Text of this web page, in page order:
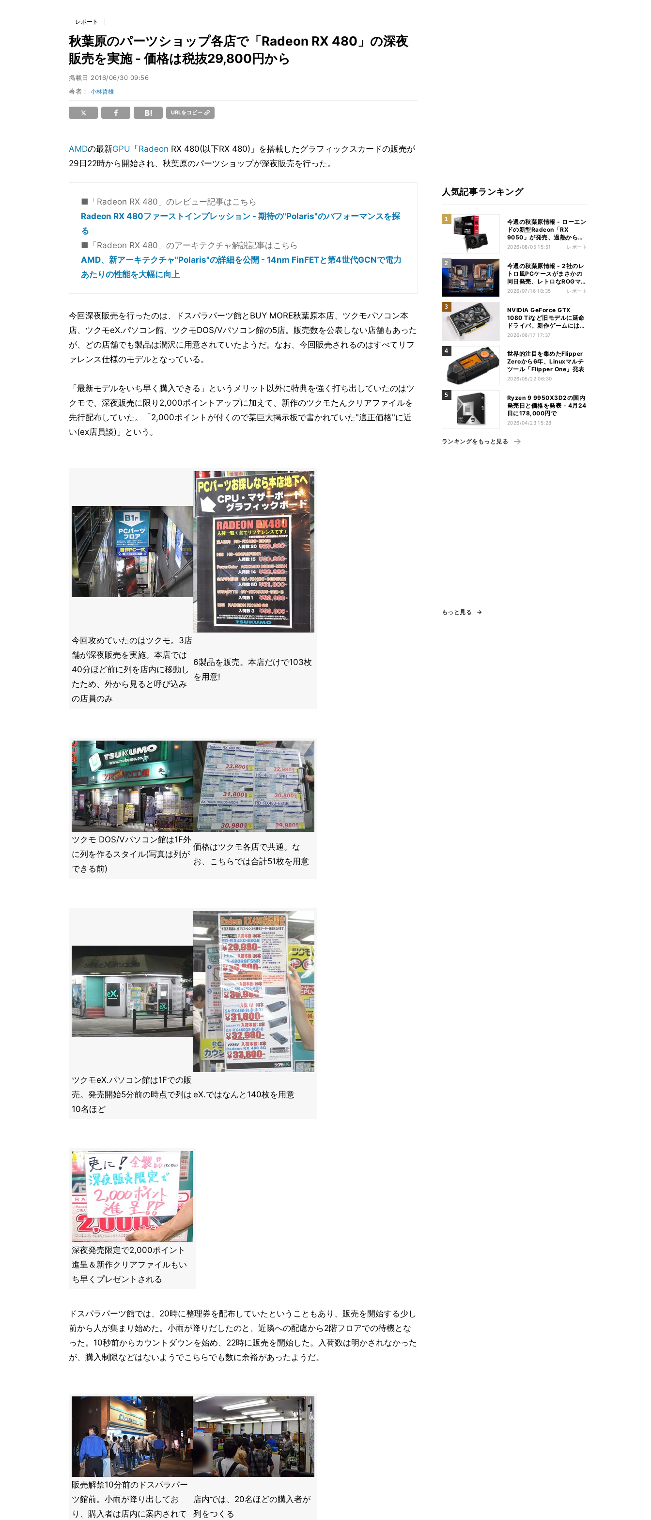
レポート
秋葉原のパーツショップ各店で「Radeon RX 480」の深夜
販売を実施 - 価格は税抜29,800円から
掲載日 2016/06/30 09:56
著者：小林哲雄
URLをコピー
AMDの最新GPU 「 Radeon RX 480(以下RX 480)」を搭載したグラフィックスカードの販売が
29日22時から開始され、秋葉原のパーツショップが深夜販売を行った。
■「Radeon RX 480」のレビュー記事はこちら
Radeon RX 480ファーストインプレッション - 期待の"Polaris"のパフォーマンスを探
る
■「Radeon RX 480」のアーキテクチャ解説記事はこちら
AMD、新アーキテクチャ"Polaris"の詳細を公開 - 14nm FinFETと第4世代GCNで電力
あたりの性能を大幅に向上
今回深夜販売を行ったのは、ドスパラパーツ館とBUY MORE秋葉原本店、ツクモパソコン本
店、ツクモeX.パソコン館、ツクモDOS/Vパソコン館の5店。販売数を公表しない店舗もあった
が、どの店舗でも製品は潤沢に用意されていたようだ。なお、今回販売されるのはすべてリフ
ァレンス仕様のモデルとなっている。
「最新モデルをいち早く購入できる」というメリット以外に特典を強く打ち出していたのはツ
クモで、深夜販売に限り2,000ポイントアップに加えて、新作のツクモたんクリアファイルを
先行配布していた。「2,000ポイントが付くので某巨大掲示板で書かれていた"適正価格"に近
い(ex店員談)」という。
今回攻めていたのはツクモ。3店
舗が深夜販売を実施。本店では
40分ほど前に列を店内に移動し
たため、外から見ると呼び込み
の店員のみ
6製品を販売。本店だけで103枚
を用意!
ツクモ DOS/Vパソコン館は1F外
に列を作るスタイル(写真は列が
できる前)
価格はツクモ各店で共通。な
お、こちらでは合計51枚を用意
ツクモeX.パソコン館は1Fでの販
売。発売開始5分前の時点で列は
10名ほど
eX.ではなんと140枚を用意
深夜発売限定で2,000ポイント
進呈＆新作クリアファイルもい
ち早くプレゼントされる
ドスパラパーツ館では、20時に整理券を配布していたということもあり、販売を開始する少し
前から人が集まり始めた。小雨が降りだしたのと、近隣への配慮から2階フロアでの待機とな
った。10秒前からカウントダウンを始め、22時に販売を開始した。入荷数は明かされなかった
が、購入制限などはないようでこちらでも数に余裕があったようだ。
販売解禁10分前のドスパラパー
ツ館前。小雨が降り出してお
り、購入者は店内に案内されて
店内では、20名ほどの購入者が
列をつくる
人気記事ランキング
今週の秋葉原情報 - ローエン
ドの新型Radeon「RX
9050」が発売、過熱から守
れる電源ケーブルも
2026/08/05 15:51 レポート
今週の秋葉原情報 - 2社のレ
トロ風PCケースがまさかの
同日発売、レトロなROGマザ
ーも登場
2026/07/16 18:35 レポート
NVIDIA GeForce GTX
1080 Tiなど旧モデルに延命
ドライバ。新作ゲームには非
対応
2026/06/17 17:37
世界的注目を集めたFlipper
Zeroから6年、Linuxマルチ
ツール「Flipper One」発表
2026/05/22 06:30
Ryzen 9 9950X3D2の国内
発売日と価格を発表 - 4月24
日に178,000円で
2026/04/23 15:28
ランキングをもっと見る
もっと見る